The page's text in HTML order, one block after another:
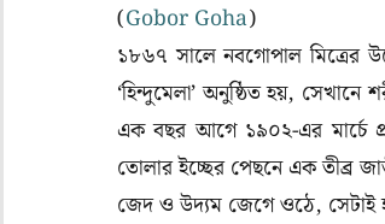
(Gobor Goha)
১৮৬৭ সালে নবগোপাল মিত্রের
‘হিন্দুমেলা’ অনুষ্ঠিত হয়, সেখানে
এক বছর আগে ১৯০২-এর মার্চে
তোলার ইচ্ছের পেছনে এক তীব্র
জেদ ও উদ্যম জেগে ওঠে, সেটাই